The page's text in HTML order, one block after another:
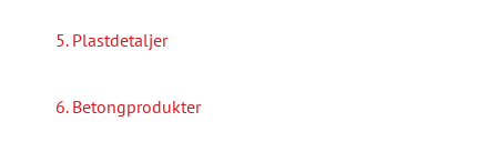
5. Plastdetaljer
6. Betongprodukter